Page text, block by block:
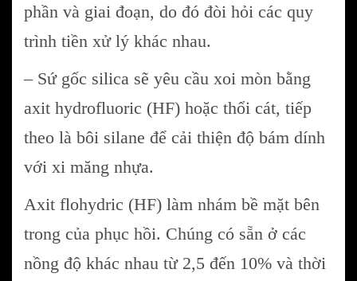
phần và giai đoạn, do đó đòi hỏi các quy
trình tiền xử lý khác nhau.
– Sứ gốc silica sẽ yêu cầu xoi mòn bằng
axit hydrofluoric (HF) hoặc thổi cát, tiếp
theo là bôi silane để cải thiện độ bám dính
với xi măng nhựa.
Axit flohydric (HF) làm nhám bề mặt bên
trong của phục hồi. Chúng có sẵn ở các
nồng độ khác nhau từ 2,5 đến 10% và thời